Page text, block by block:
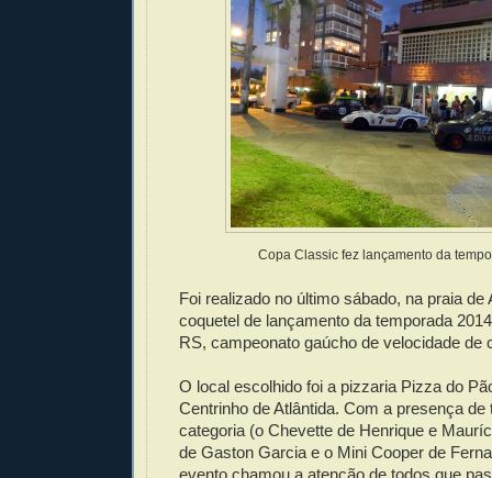
Copa Classic fez lançamento da
Foi realizado no último sábado, na praia de
coquetel de lançamento da temporada
RS, campeonato gaúcho de velocidade de
O local escolhido foi a pizzaria Pizza do
Centrinho de Atlântida. Com a presença
categoria (o Chevette de Henrique e
de Gaston Garcia e o Mini Cooper de
evento chamou a atenção de todos que